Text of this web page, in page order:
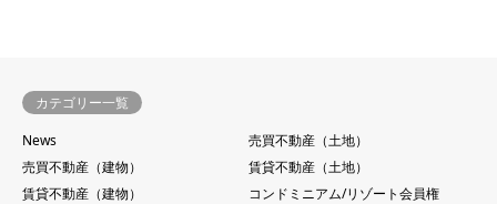
カテゴリー一覧
News
売買不動産（土地）
売買不動産（建物）
賃貸不動産（土地）
賃貸不動産（建物）
コンドミニアム/リゾート会員権